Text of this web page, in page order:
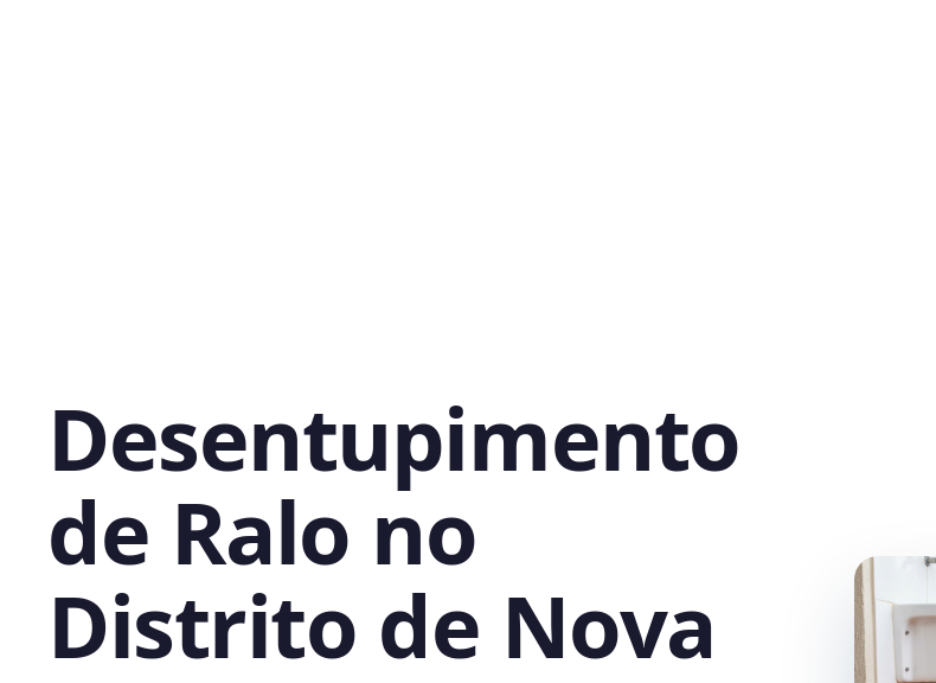
Desentupimento
de Ralo no
Distrito de Nova